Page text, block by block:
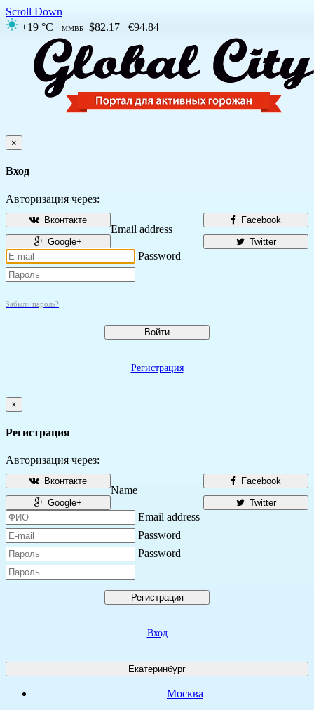
Scroll Down
+19 °C
ММВБ $82.17 €94.84
×
Вход
Авторизация через:
Facebook
Вконтакте
Twitter
Google+
Email address
Password
Забыли пароль?
Войти
Регистрация
×
Регистрация
Авторизация через:
Facebook
Вконтакте
Twitter
Google+
Name
Email address
Password
Password
Регистрация
Вход
Екатеринбург
Москва